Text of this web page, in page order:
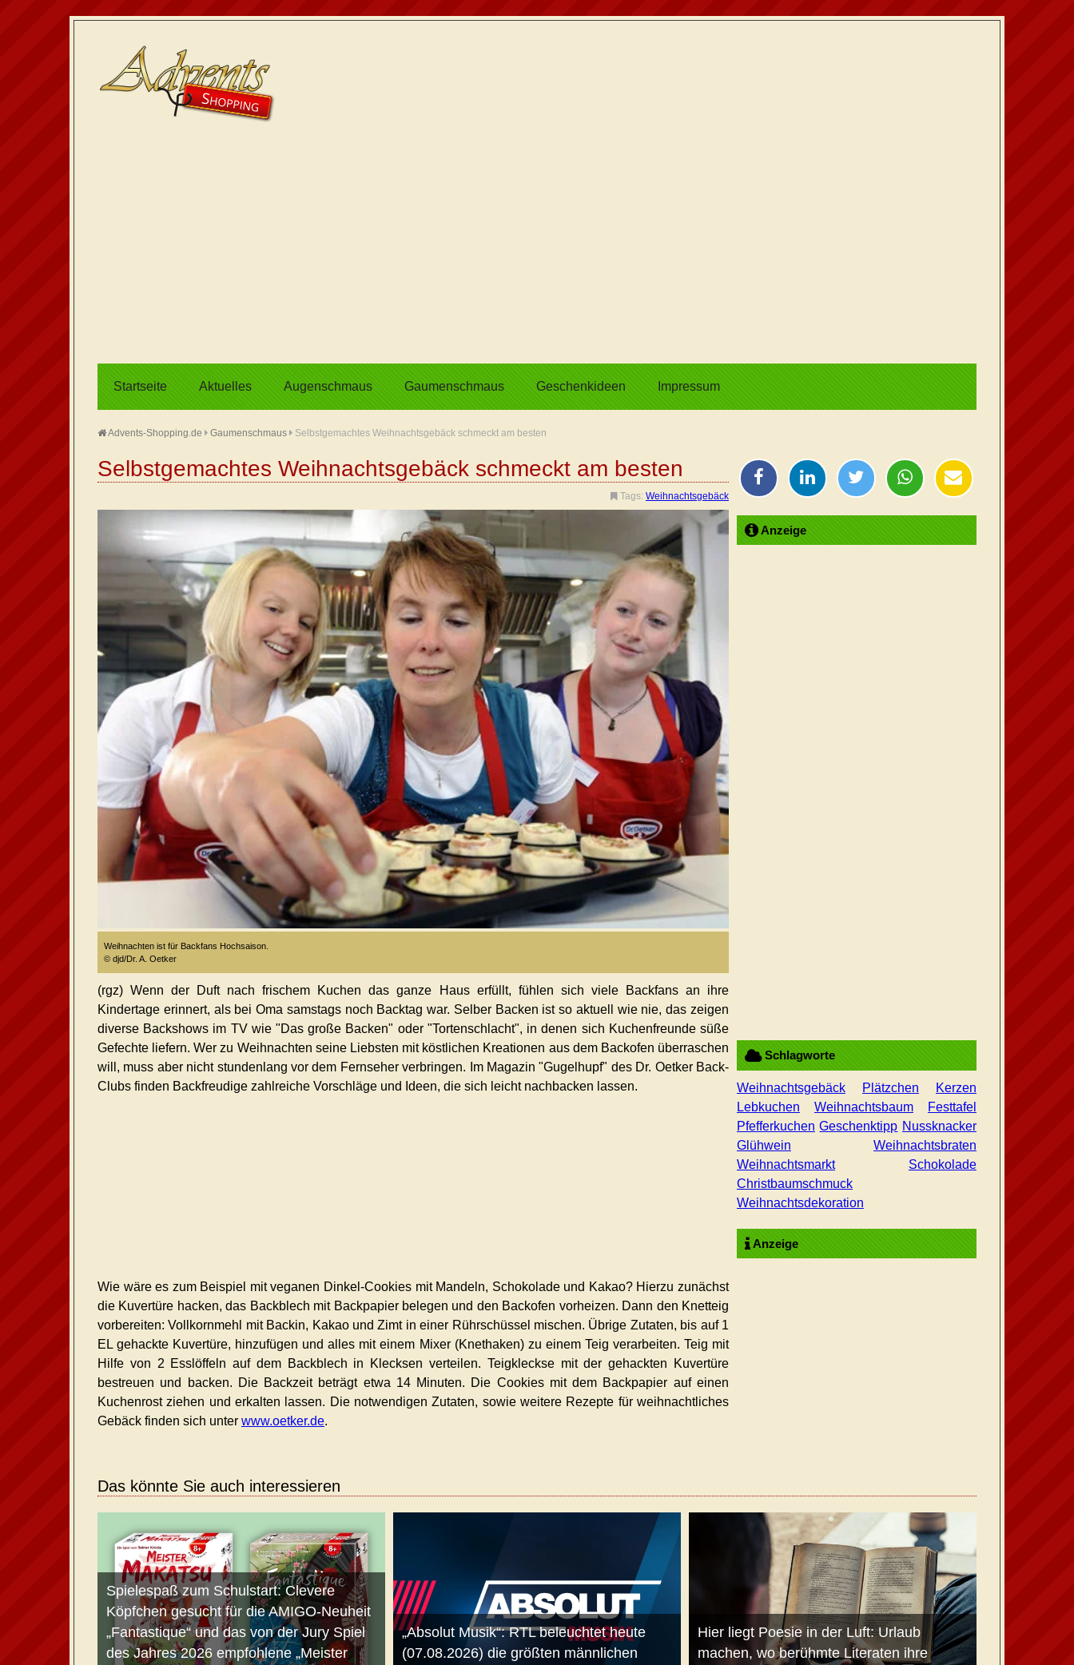
Startseite Aktuelles Augenschmaus Gaumenschmaus Geschenkideen Impressum
Advents-Shopping.de Gaumenschmaus Selbstgemachtes Weihnachtsgebäck schmeckt am besten
Selbstgemachtes Weihnachtsgebäck schmeckt am besten
Tags: Weihnachtsgebäck
Weihnachten ist für Backfans Hochsaison.
© djd/Dr. A. Oetker
(rgz) Wenn der Duft nach frischem Kuchen das ganze Haus erfüllt, fühlen sich viele Backfans an ihre
Kindertage erinnert, als bei Oma samstags noch Backtag war. Selber Backen ist so aktuell wie nie, das zeigen
diverse Backshows im TV wie "Das große Backen" oder "Tortenschlacht", in denen sich Kuchenfreunde süße
Gefechte liefern. Wer zu Weihnachten seine Liebsten mit köstlichen Kreationen aus dem Backofen überraschen
will, muss aber nicht stundenlang vor dem Fernseher verbringen. Im Magazin "Gugelhupf" des Dr. Oetker Back-
Clubs finden Backfreudige zahlreiche Vorschläge und Ideen, die sich leicht nachbacken lassen.
Wie wäre es zum Beispiel mit veganen Dinkel-Cookies mit Mandeln, Schokolade und Kakao? Hierzu zunächst
die Kuvertüre hacken, das Backblech mit Backpapier belegen und den Backofen vorheizen. Dann den Knetteig
vorbereiten: Vollkornmehl mit Backin, Kakao und Zimt in einer Rührschüssel mischen. Übrige Zutaten, bis auf 1
EL gehackte Kuvertüre, hinzufügen und alles mit einem Mixer (Knethaken) zu einem Teig verarbeiten. Teig mit
Hilfe von 2 Esslöffeln auf dem Backblech in Klecksen verteilen. Teigkleckse mit der gehackten Kuvertüre
bestreuen und backen. Die Backzeit beträgt etwa 14 Minuten. Die Cookies mit dem Backpapier auf einen
Kuchenrost ziehen und erkalten lassen. Die notwendigen Zutaten, sowie weitere Rezepte für weihnachtliches
Gebäck finden sich unter www.oetker.de.
Anzeige
Schlagworte
Weihnachtsgebäck Plätzchen
Kerzen
Lebkuchen
Weihnachtsbaum
Festtafel
Pfefferkuchen Geschenktipp Nussknacker
Glühwein
Weihnachtsbraten
Weihnachtsmarkt
Schokolade
Christbaumschmuck
Weihnachtsdekoration
Anzeige
Das könnte Sie auch interessieren
Spielespaß zum Schulstart: Clevere
Köpfchen gesucht für die AMIGO-Neuheit
„Fantastique“ und das von der Jury Spiel
des Jahres 2026 empfohlene „Meister
„Absolut Musik“: RTL beleuchtet heute
(07.08.2026) die größten männlichen
Hier liegt Poesie in der Luft: Urlaub
machen, wo berühmte Literaten ihre